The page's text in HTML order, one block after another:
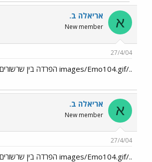
א אריאלה ב.
New member
27/4/04
../images/Emo104.gif הפרדה בין שרשורים
א אריאלה ב.
New member
27/4/04
../images/Emo104.gif הפרדה בין שרשורים